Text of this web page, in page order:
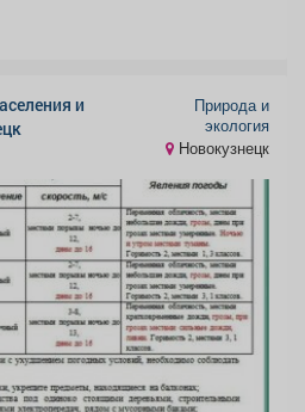
и
Природа и
экология
Новокузнецк